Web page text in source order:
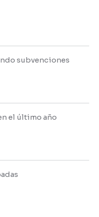
subvenciones
el último año